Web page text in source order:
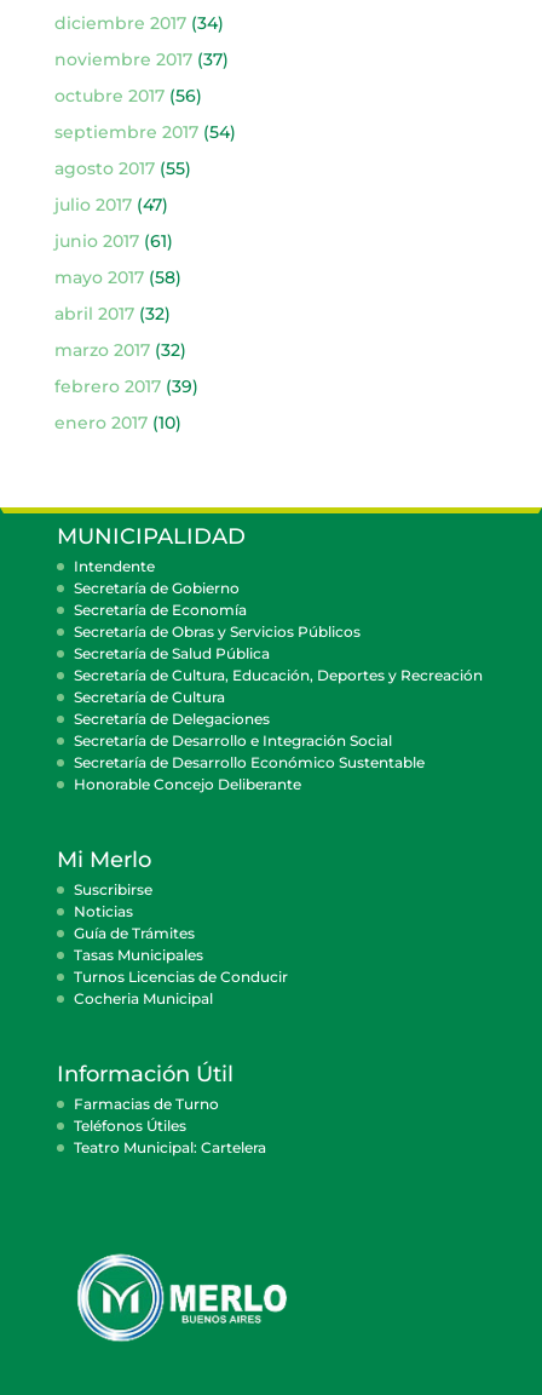
diciembre 2017(34)
noviembre 2017(37)
octubre 2017(56)
septiembre 2017(54)
agosto 2017(55)
julio 2017(47)
junio 2017(61)
mayo 2017(58)
abril 2017(32)
marzo 2017(32)
febrero 2017(39)
enero 2017(10)
MUNICIPALIDAD
Intendente
Secretaría de Gobierno
Secretaría de Economía
Secretaría de Obras y Servicios Públicos
Secretaría de Salud Pública
Secretaría de Cultura, Educación, Deportes y Recreación
Secretaría de Cultura
Secretaría de Delegaciones
Secretaría de Desarrollo e Integración Social
Secretaría de Desarrollo Económico Sustentable
Honorable Concejo Deliberante
Mi Merlo
Suscribirse
Noticias
Guía de Trámites
Tasas Municipales
Turnos Licencias de Conducir
Cocheria Municipal
Información Útil
Farmacias de Turno
Teléfonos Útiles
Teatro Municipal: Cartelera